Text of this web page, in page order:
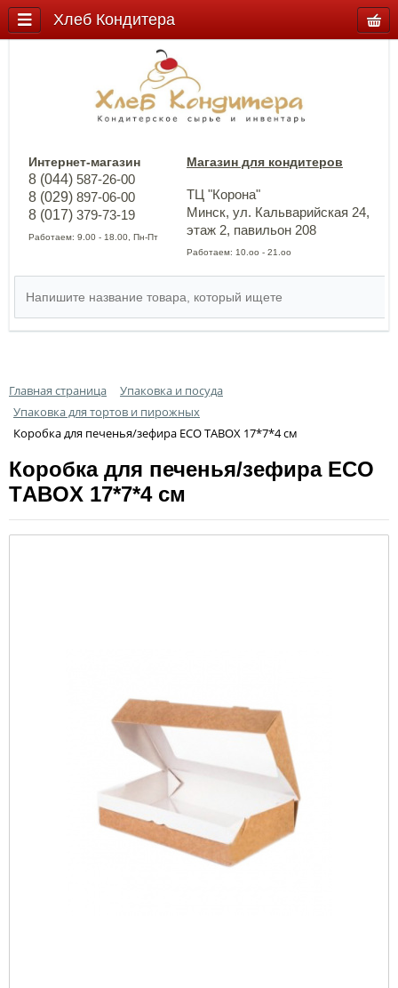
Интернет-магазин
8 (044) 587-26-00
8 (029) 897-06-00
8 (017) 379-73-19
Работаем: 9.00 - 18.00, Пн-Пт
Магазин для кондитеров
ТЦ "Корона"
Минск, ул. Кальварийская 24,
этаж 2, павильон 208
Работаем: 10.оо - 21.оо
Главная страница
Упаковка и посуда
Упаковка для тортов и пирожных
Коробка для печенья/зефира ECO ТABOX 17*7*4 см
Коробка для печенья/зефира ECO
ТABOX 17*7*4 см
Хлеб Кондитера